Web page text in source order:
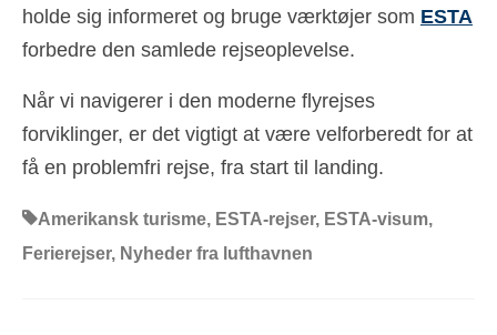
holde sig informeret og bruge værktøjer som ESTA
forbedre den samlede rejseoplevelse.
Når vi navigerer i den moderne flyrejses
forviklinger, er det vigtigt at være velforberedt for at
få en problemfri rejse, fra start til landing.
Amerikansk turisme, ESTA-rejser, ESTA-visum,
Ferierejser, Nyheder fra lufthavnen